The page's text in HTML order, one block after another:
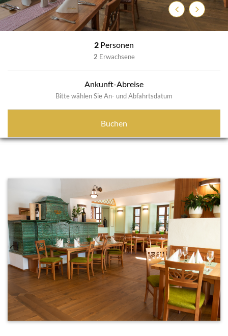
ZurückWeiter
2 Personen
2 Erwachsene
Ankunft-Abreise
Bitte wählen Sie An- und Abfahrtsdatum
Buchen